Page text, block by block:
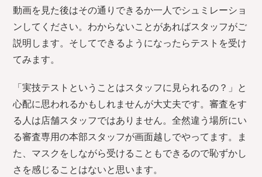
動画を見た後はその通りできるか一人でシュミレーショ
ンしてください。わからないことがあればスタッフがご
説明します。そしてできるようになったらテストを受け
てみます。
「実技テストということはスタッフに見られるの？」と
心配に思われるかもしれませんが大丈夫です。審査をす
る人は店舗スタッフではありません。全然違う場所にい
る審査専用の本部スタッフが画面越しでやってます。ま
た、マスクをしながら受けることもできるので恥ずかし
さを感じることはないと思います。